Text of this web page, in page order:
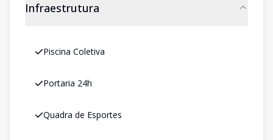
Infraestrutura
Piscina Coletiva
Portaria 24h
Quadra de Esportes